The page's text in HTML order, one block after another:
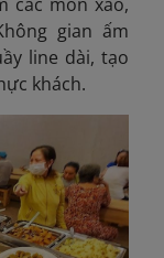
gian ấm
line dài, tạo
khách.